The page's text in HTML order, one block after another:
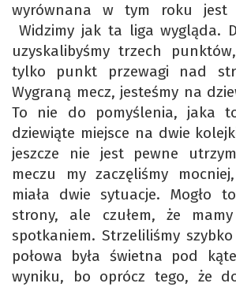
wyrównana w tym roku jest
Widzimy jak ta liga wygląda.
uzyskalibyśmy trzech
tylko punkt przewagi nad
Wygraną mecz, jesteśmy na
To nie do pomyślenia, jaka
dziewiąte miejsce na dwie
jeszcze nie jest pewne
meczu my zaczęliśmy
miała dwie sytuacje. Mogło
strony, ale czułem, że
spotkaniem. Strzeliliśmy
połowa była świetna pod
wyniku, bo oprócz tego, że